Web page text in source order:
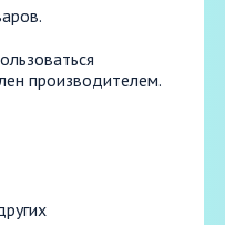
производителем.